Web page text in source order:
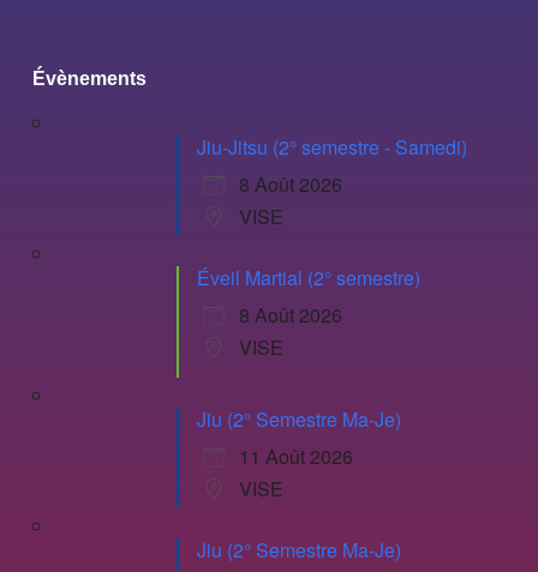
Évènements
Jiu-Jitsu (2° semestre - Samedi)
8 Août 2026
VISE
Éveil Martial (2° semestre)
8 Août 2026
VISE
Jiu (2° Semestre Ma-Je)
11 Août 2026
VISE
Jiu (2° Semestre Ma-Je)